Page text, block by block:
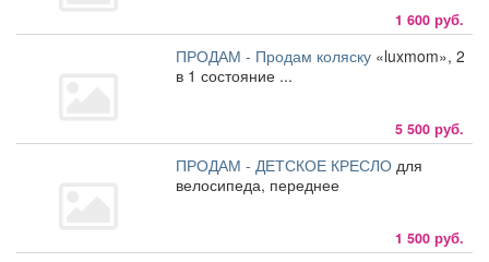
1 600 руб.
ПРОДАМ - Продам коляску «luxmom», 2
в 1 состояние ...
5 500 руб.
ПРОДАМ - ДЕТСКОЕ КРЕСЛО для
велосипеда, переднее
1 500 руб.